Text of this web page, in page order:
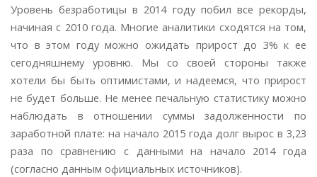
Уровень безработицы в 2014 году побил все рекорды,
начиная с 2010 года. Многие аналитики сходятся на том,
что в этом году можно ожидать прирост до 3% к ее
сегодняшнему уровню. Мы со своей стороны также
хотели бы быть оптимистами, и надеемся, что прирост
не будет больше. Не менее печальную статистику можно
наблюдать в отношении суммы задолженности по
заработной плате: на начало 2015 года долг вырос в 3,23
раза по сравнению с данными на начало 2014 года
(согласно данным официальных источников).